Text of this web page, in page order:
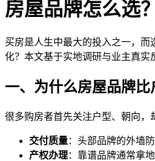
房屋品牌怎么选
买房是人生中最大的投入之一，而
化？本文基于实地调研与业主真实
一、为什么房屋品牌比
很多购房者首先关注户型、朝向，
交付质量：头部品牌的外墙
产权办理：靠谱品牌通常拿